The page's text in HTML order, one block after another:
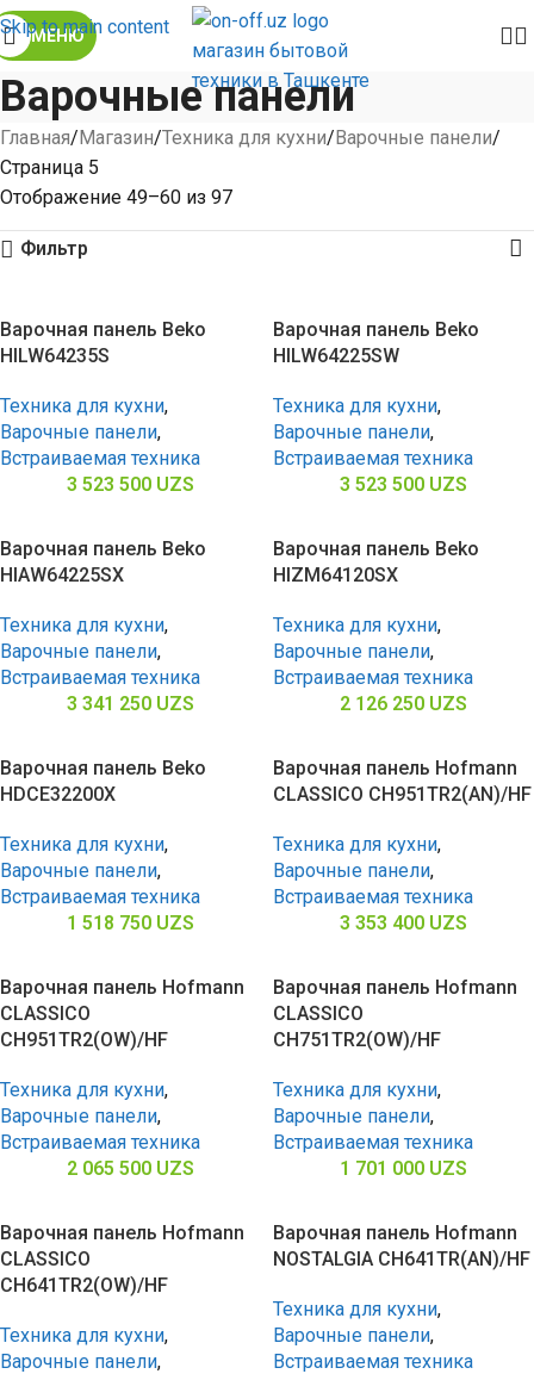
Skip to main content
МЕНЮ
Варочные панели
Главная Магазин Техника для кухни Варочные панели
Страница 5
Отображение 49–60 из 97
Фильтр
Варочная панель Beko
HILW64235S
Техника для кухни,
Варочные панели,
Встраиваемая техника
3 523 500 UZS
Варочная панель Beko
HILW64225SW
Техника для кухни,
Варочные панели,
Встраиваемая техника
3 523 500 UZS
Варочная панель Beko
HIAW64225SX
Техника для кухни,
Варочные панели,
Встраиваемая техника
3 341 250 UZS
Варочная панель Beko
HIZM64120SX
Техника для кухни,
Варочные панели,
Встраиваемая техника
2 126 250 UZS
Варочная панель Beko
HDCE32200X
Техника для кухни,
Варочные панели,
Встраиваемая техника
1 518 750 UZS
Варочная панель Hofmann
CLASSICO CH951TR2(AN)/HF
Техника для кухни,
Варочные панели,
Встраиваемая техника
3 353 400 UZS
Варочная панель Hofmann
CLASSICO
CH951TR2(OW)/HF
Техника для кухни,
Варочные панели,
Встраиваемая техника
2 065 500 UZS
Варочная панель Hofmann
CLASSICO
CH751TR2(OW)/HF
Техника для кухни,
Варочные панели,
Встраиваемая техника
1 701 000 UZS
Варочная панель Hofmann
CLASSICO
CH641TR2(OW)/HF
Техника для кухни,
Варочные панели,
Варочная панель Hofmann
NOSTALGIA CH641TR(AN)/HF
Техника для кухни,
Варочные панели,
Встраиваемая техника